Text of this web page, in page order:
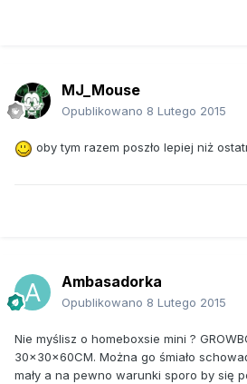
MJ_Mouse
Opublikowano 8 Lutego 2015
oby tym razem poszło lepiej niż
Ambasadorka
Opublikowano 8 Lutego 2015
Nie myślisz o homeboxsie mini ?
30x30x60CM. Można go śmiało
mały a na pewno warunki sporo by się